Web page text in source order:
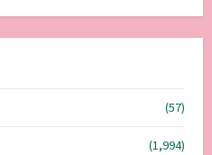
(57)
(1,994)